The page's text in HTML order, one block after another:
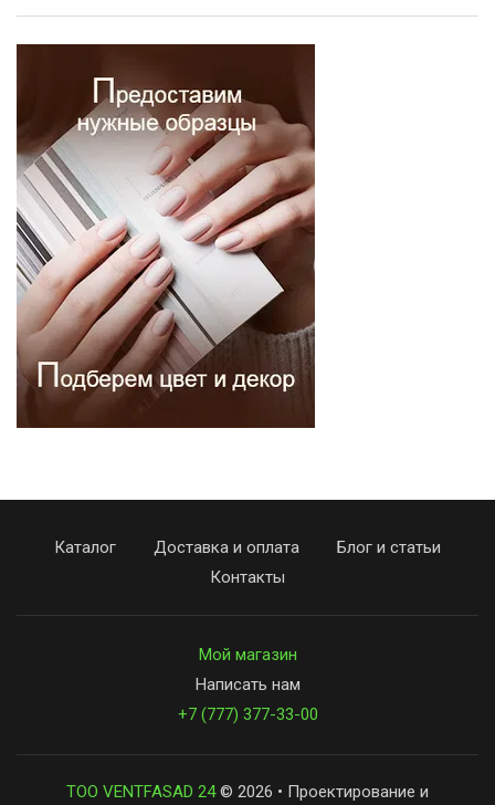
Каталог Доставка и оплата
Блог и статьи
Контакты
Мой магазин
Написать нам
+7 (777) 377-33-00
ТОО VENTFASAD 24© 2026 • Проектирование и